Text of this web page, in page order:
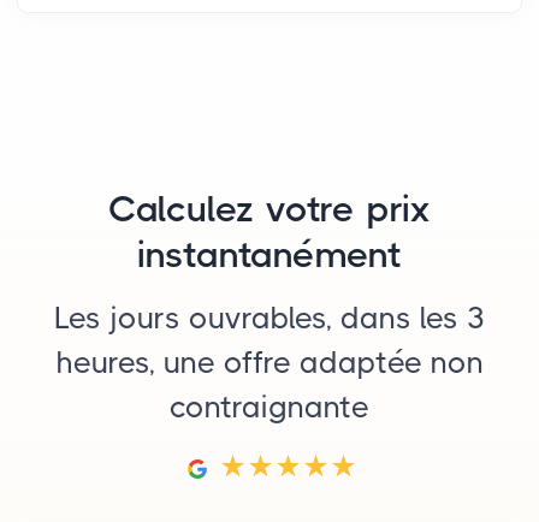
Calculez votre prix
instantanément
Les jours ouvrables, dans les 3
heures, une offre adaptée non
contraignante